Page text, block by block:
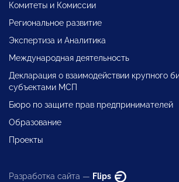
Комитеты и Комиссии
Региональное развитие
Экспертиза и Аналитика
Международная деятельность
Декларация о взаимодействии крупного
субъектами МСП
Бюро по защите прав предпринимателей
Образование
Проекты
Разработка сайта — Flips